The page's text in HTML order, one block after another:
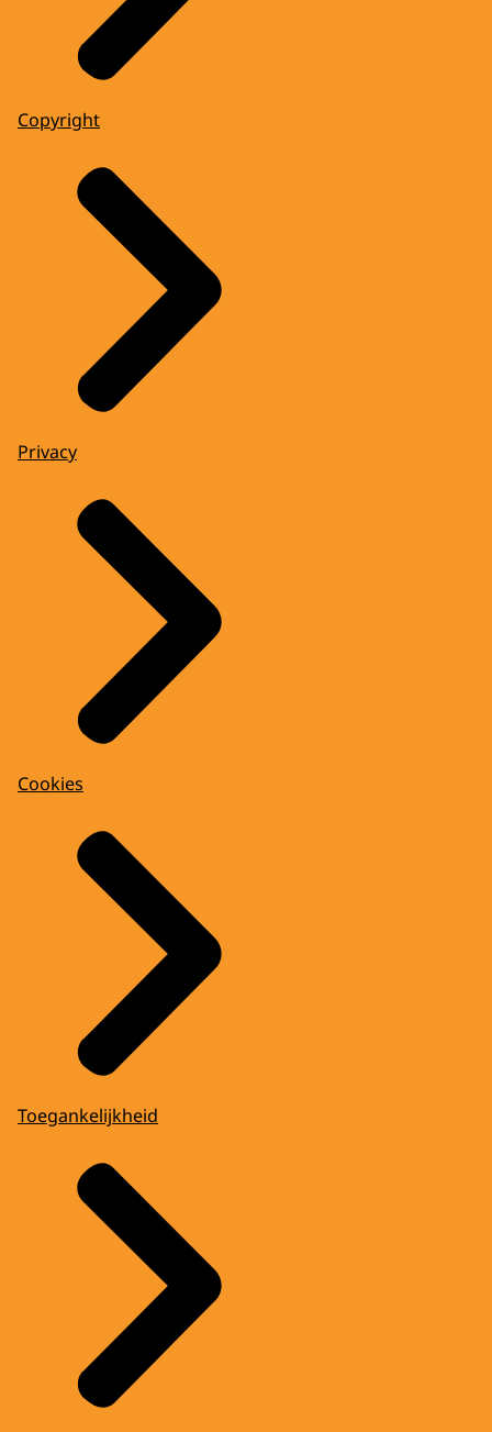
Copyright
Privacy
Cookies
Toegankelijkheid